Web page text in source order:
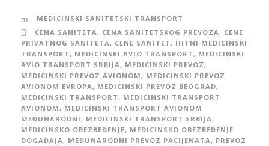
MEDICINSKI SANITETSKI TRANSPORT
CENA SANITETA, CENA SANITETSKOG PREVOZA, CENE
PRIVATNOG SANITETA, CENE SANITET, HITNI MEDICINSKI
TRANSPORT, MEDICINSKI AVIO TRANSPORT, MEDICINSKI
AVIO TRANSPORT SRBIJA, MEDICINSKI PREVOZ,
MEDICINSKI PREVOZ AVIONOM, MEDICINSKI PREVOZ
AVIONOM EVROPA, MEDICINSKI PREVOZ BEOGRAD,
MEDICINSKI TRANSPORT, MEDICINSKI TRANSPORT
AVIONOM, MEDICINSKI TRANSPORT AVIONOM
MEĐUNARODNI, MEDICINSKI TRANSPORT SRBIJA,
MEDICINSKO OBEZBEĐENJE, MEDICINSKO OBEZBEĐENJE
DOGAĐAJA, MEĐUNARODNI PREVOZ PACIJENATA, PREVOZ